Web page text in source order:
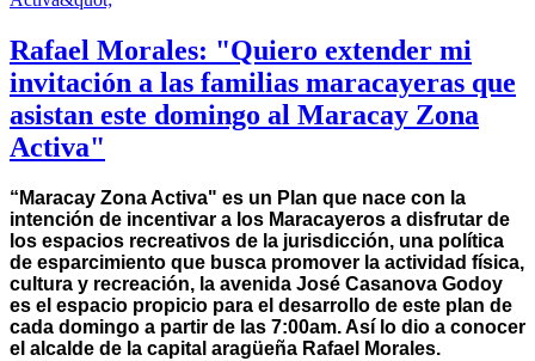
Rafael Morales: "Quiero extender mi
invitación a las familias maracayeras que
asistan este domingo al Maracay Zona
Activa"
“Maracay Zona Activa" es un Plan que nace con la
intención de incentivar a los Maracayeros a disfrutar de
los espacios recreativos de la jurisdicción, una política
de esparcimiento que busca promover la actividad física,
cultura y recreación, la avenida José Casanova Godoy
es el espacio propicio para el desarrollo de este plan de
cada domingo a partir de las 7:00am. Así lo dio a conocer
el alcalde de la capital aragüeña Rafael Morales.